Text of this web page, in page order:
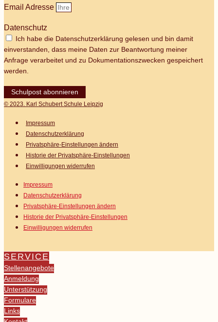
Email Adresse
Datenschutz
Ich habe die Datenschutzerklärung gelesen und bin damit
einverstanden, dass meine Daten zur Beantwortung meiner
Anfrage verarbeitet und zu Dokumentationszwecken gespeichert
werden.
Schulpost abonnieren
© 2023. Karl Schubert Schule Leipzig
Impressum
Datenschutz­erklärung
Privatsphäre-Einstellungen ändern
Historie der Privatsphäre-Einstellungen
Einwilligungen widerrufen
Impressum
Datenschutz­erklärung
Privatsphäre-Einstellungen ändern
Historie der Privatsphäre-Einstellungen
Einwilligungen widerrufen
SERVICE
Stellenangebote
Anmeldung
Unterstützung
Formulare
Links